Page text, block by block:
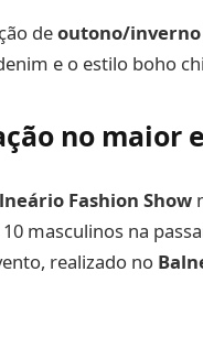
deoutono/inverno
e o estilo boho
no maior
Fashion Show
masculinos na
realizado no